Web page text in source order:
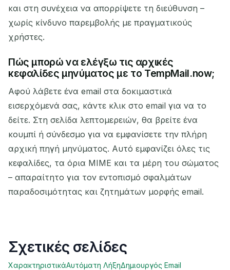
και στη συνέχεια να απορρίψετε τη διεύθυνση –
χωρίς κίνδυνο παρεμβολής με πραγματικούς
χρήστες.
Πώς μπορώ να ελέγξω τις αρχικές
κεφαλίδες μηνύματος με το TempMail.now;
Αφού λάβετε ένα email στα δοκιμαστικά
εισερχόμενά σας, κάντε κλικ στο email για να το
δείτε. Στη σελίδα λεπτομερειών, θα βρείτε ένα
κουμπί ή σύνδεσμο για να εμφανίσετε την πλήρη
αρχική πηγή μηνύματος. Αυτό εμφανίζει όλες τις
κεφαλίδες, τα όρια MIME και τα μέρη του σώματος
– απαραίτητο για τον εντοπισμό σφαλμάτων
παραδοσιμότητας και ζητημάτων μορφής email.
Σχετικές σελίδες
ΧαρακτηριστικάΑυτόματη ΛήξηΔημιουργός Email